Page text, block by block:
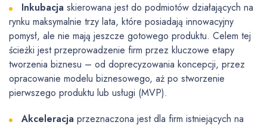
Inkubacja skierowana jest do podmiotów działających na
rynku maksymalnie trzy lata, które posiadają innowacyjny
pomysł, ale nie mają jeszcze gotowego produktu. Celem tej
ścieżki jest przeprowadzenie firm przez kluczowe etapy
tworzenia biznesu – od doprecyzowania koncepcji, przez
opracowanie modelu biznesowego, aż po stworzenie
pierwszego produktu lub usługi (MVP).
Akceleracja przeznaczona jest dla firm istniejących na